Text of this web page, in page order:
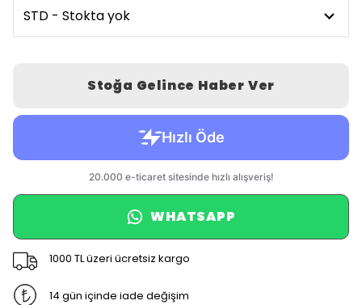
Stoğa Gelince Haber Ver
WHATSAPP
1000 TL üzeri ücretsiz kargo
14 gün içinde iade değişim